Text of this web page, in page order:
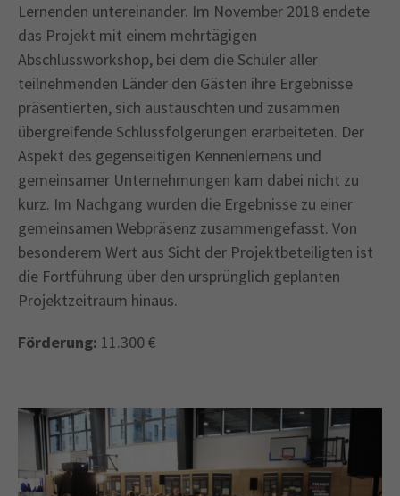
Lernenden untereinander. Im November 2018 endete
das Projekt mit einem mehrtägigen
Abschlussworkshop, bei dem die Schüler aller
teilnehmenden Länder den Gästen ihre Ergebnisse
präsentierten, sich austauschten und zusammen
übergreifende Schlussfolgerungen erarbeiteten. Der
Aspekt des gegenseitigen Kennenlernens und
gemeinsamer Unternehmungen kam dabei nicht zu
kurz. Im Nachgang wurden die Ergebnisse zu einer
gemeinsamen Webpräsenz zusammengefasst. Von
besonderem Wert aus Sicht der Projektbeteiligten ist
die Fortführung über den ursprünglich geplanten
Projektzeitraum hinaus.
Förderung: 11.300 €